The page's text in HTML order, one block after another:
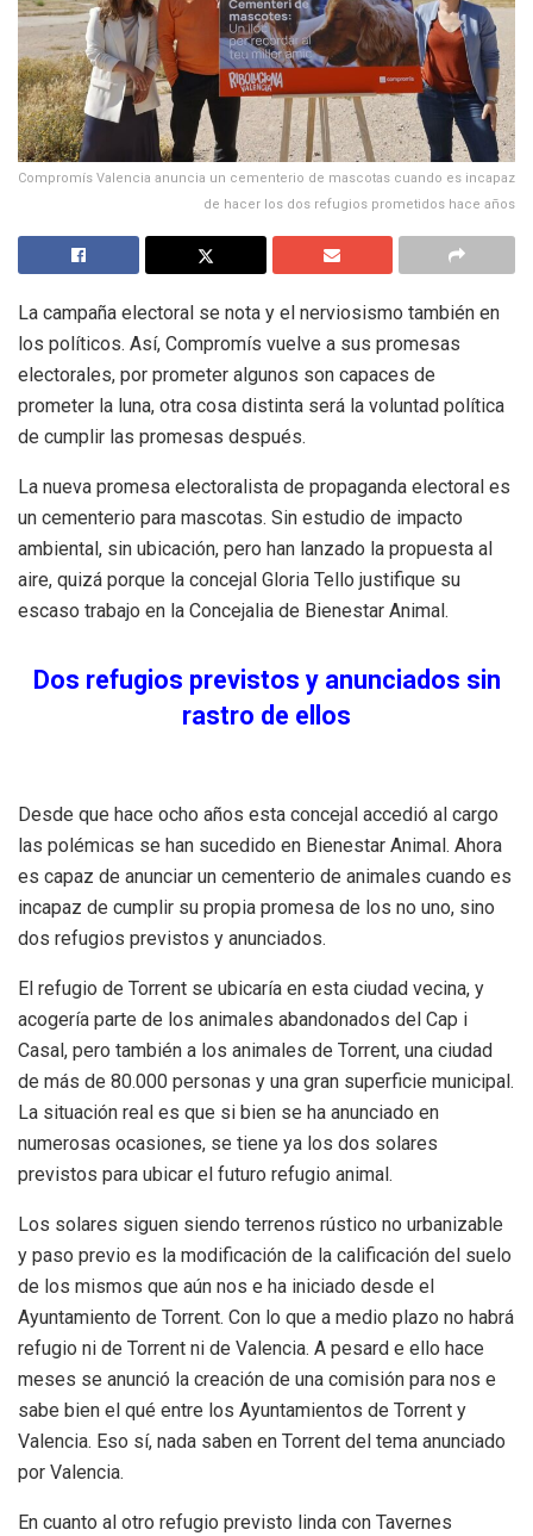
Compromís Valencia anuncia un cementerio de mascotas cuando es incapaz
de hacer los dos refugios prometidos hace años
La campaña electoral se nota y el nerviosismo también en
los políticos. Así, Compromís vuelve a sus promesas
electorales, por prometer algunos son capaces de
prometer la luna, otra cosa distinta será la voluntad política
de cumplir las promesas después.
La nueva promesa electoralista de propaganda electoral es
un cementerio para mascotas. Sin estudio de impacto
ambiental, sin ubicación, pero han lanzado la propuesta al
aire, quizá porque la concejal Gloria Tello justifique su
escaso trabajo en la Concejalia de Bienestar Animal.
Dos refugios previstos y anunciados sin
rastro de ellos
Desde que hace ocho años esta concejal accedió al cargo
las polémicas se han sucedido en Bienestar Animal. Ahora
es capaz de anunciar un cementerio de animales cuando es
incapaz de cumplir su propia promesa de los no uno, sino
dos refugios previstos y anunciados.
El refugio de Torrent se ubicaría en esta ciudad vecina, y
acogería parte de los animales abandonados del Cap i
Casal, pero también a los animales de Torrent, una ciudad
de más de 80.000 personas y una gran superficie municipal.
La situación real es que si bien se ha anunciado en
numerosas ocasiones, se tiene ya los dos solares
previstos para ubicar el futuro refugio animal.
Los solares siguen siendo terrenos rústico no urbanizable
y paso previo es la modificación de la calificación del suelo
de los mismos que aún nos e ha iniciado desde el
Ayuntamiento de Torrent. Con lo que a medio plazo no habrá
refugio ni de Torrent ni de Valencia. A pesard e ello hace
meses se anunció la creación de una comisión para nos e
sabe bien el qué entre los Ayuntamientos de Torrent y
Valencia. Eso sí, nada saben en Torrent del tema anunciado
por Valencia.
En cuanto al otro refugio previsto linda con Tavernes